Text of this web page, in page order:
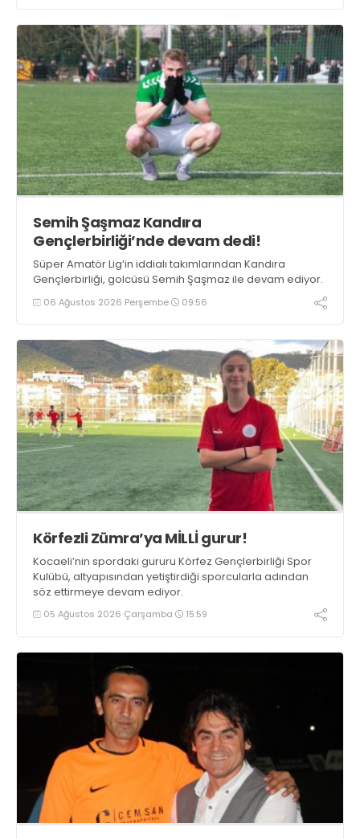
Semih Şaşmaz Kandıra
Gençlerbirliği’nde devam dedi!
Süper Amatör Lig’in iddialı takımlarından Kandıra
Gençlerbirliği, golcüsü Semih Şaşmaz ile devam ediyor.
06 Ağustos 2026 Perşembe 09:56
Körfezli Zümra’ya MİLLİ gurur!
Kocaeli’nin spordaki gururu Körfez Gençlerbirliği Spor
Kulübü, altyapısından yetiştirdiği sporcularla adından
söz ettirmeye devam ediyor.
05 Ağustos 2026 Çarşamba 15:59